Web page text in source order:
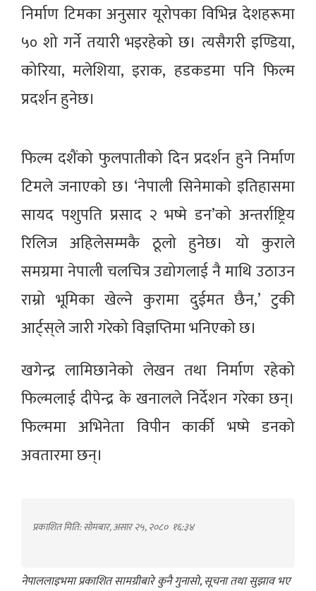
निर्माण टिमका अनुसार यूरोपका विभिन्न देशहरूमा
५० शो गर्ने तयारी भइरहेको छ। त्यसैगरी इण्डिया,
कोरिया, मलेशिया, इराक, हडकडमा पनि फिल्म
प्रदर्शन हुनेछ।
फिल्म दशैंको फुलपातीको दिन प्रदर्शन हुने निर्माण
टिमले जनाएको छ। ‘नेपाली सिनेमाको इतिहासमा
सायद पशुपति प्रसाद २ भष्मे डन’को अन्तर्राष्ट्रिय
रिलिज अहिलेसम्मकै ठूलो हुनेछ। यो कुराले
समग्रमा नेपाली चलचित्र उद्योगलाई नै माथि उठाउन
राम्रो भूमिका खेल्ने कुरामा दुईमत छैन,’ टुकी
आर्ट्स्‌ले जारी गरेको विज्ञप्तिमा भनिएको छ।
खगेन्द्र लामिछानेको लेखन तथा निर्माण रहेको
फिल्मलाई दीपेन्द्र के खनालले निर्देशन गरेका छन्।
फिल्ममा अभिनेता विपीन कार्की भष्मे डनको
अवतारमा छन्।
प्रकाशित मिति: सोमबार, असार २५, २०८० १६:३४
नेपाललाइभमा प्रकाशित सामग्रीबारे कुनै गुनासो, सूचना तथा सुझाव भए